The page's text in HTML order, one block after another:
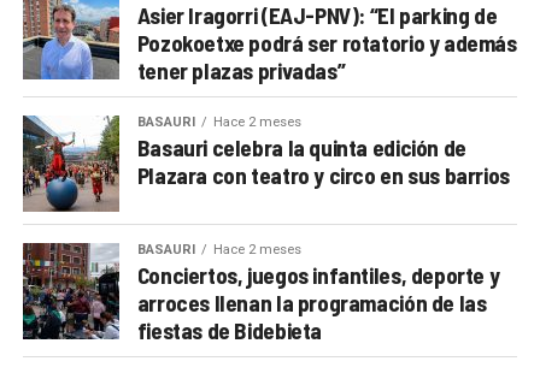
Asier Iragorri (EAJ-PNV): “El parking de
Pozokoetxe podrá ser rotatorio y además
tener plazas privadas”
BASAURI Hace 2 meses
Basauri celebra la quinta edición de
Plazara con teatro y circo en sus barrios
BASAURI Hace 2 meses
Conciertos, juegos infantiles, deporte y
arroces llenan la programación de las
fiestas de Bidebieta